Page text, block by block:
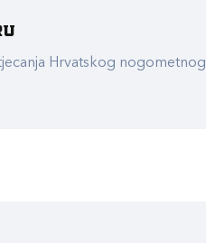
Hrvatskog nogometnog